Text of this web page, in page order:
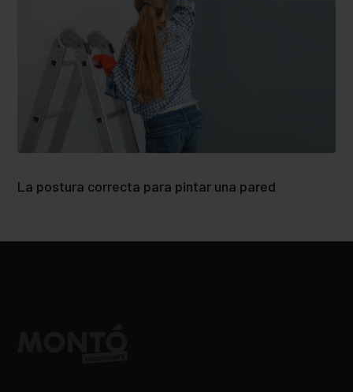
La postura correcta para pintar una pared